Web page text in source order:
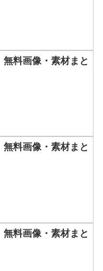
無料画像・素材まと
無料画像・素材まと
無料画像・素材まと